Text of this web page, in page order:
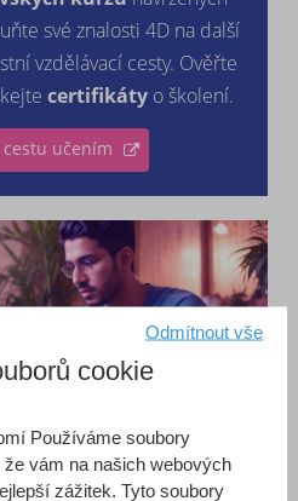
své znalosti 4D na další
vzdělávací cesty. Ověřte
certifikáty o školení.
učením
na míru
školicí program pro
cookie
Používáme soubory
vám na našich webových
zážitek. Tyto soubory
Odmítnout vše